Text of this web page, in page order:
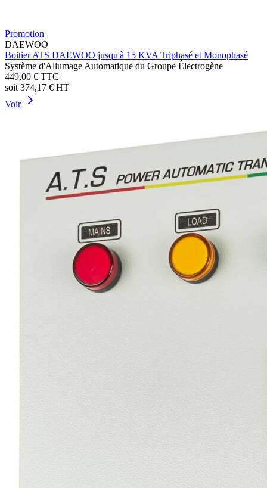
Promotion
DAEWOO
Boitier ATS DAEWOO jusqu'à 15 KVA Triphasé et Monophasé
Système d'Allumage Automatique du Groupe Électrogène
449,00 € TTC
soit 374,17 € HT
Voir